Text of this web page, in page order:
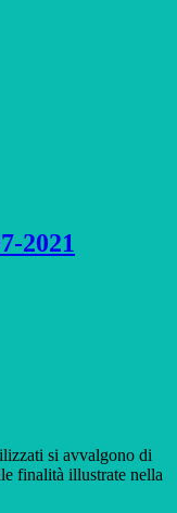
2021
si avvalgono di
finalità illustrate nella